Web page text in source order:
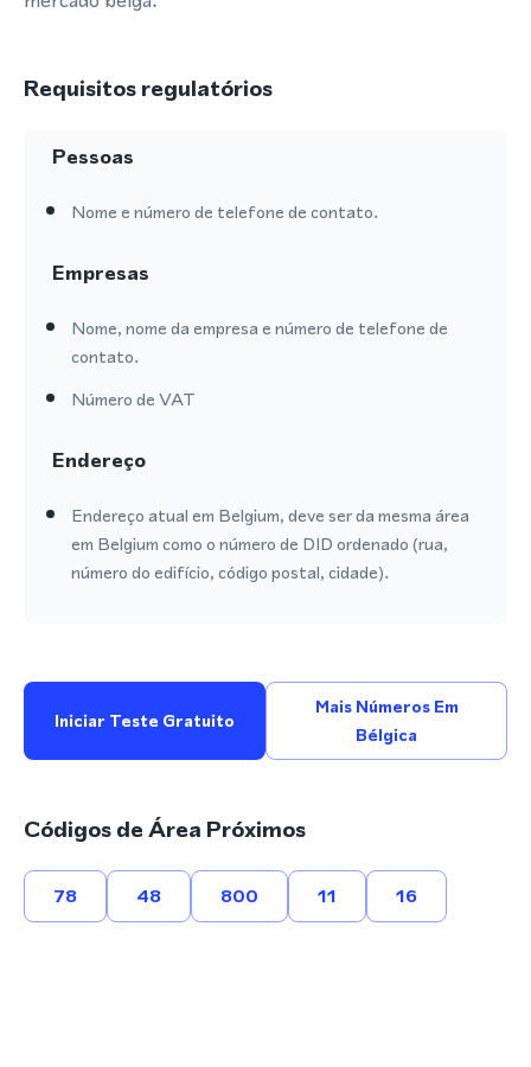
Requisitos regulatórios
Pessoas
Nome e número de telefone de contato.
Empresas
Nome, nome da empresa e número de telefone de
contato.
Número de VAT
Endereço
Endereço atual em Belgium, deve ser da mesma área
em Belgium como o número de DID ordenado (rua,
número do edifício, código postal, cidade).
Iniciar Teste Gratuito
Mais Números Em
Bélgica
Códigos de Área Próximos
78 48 800 11 16